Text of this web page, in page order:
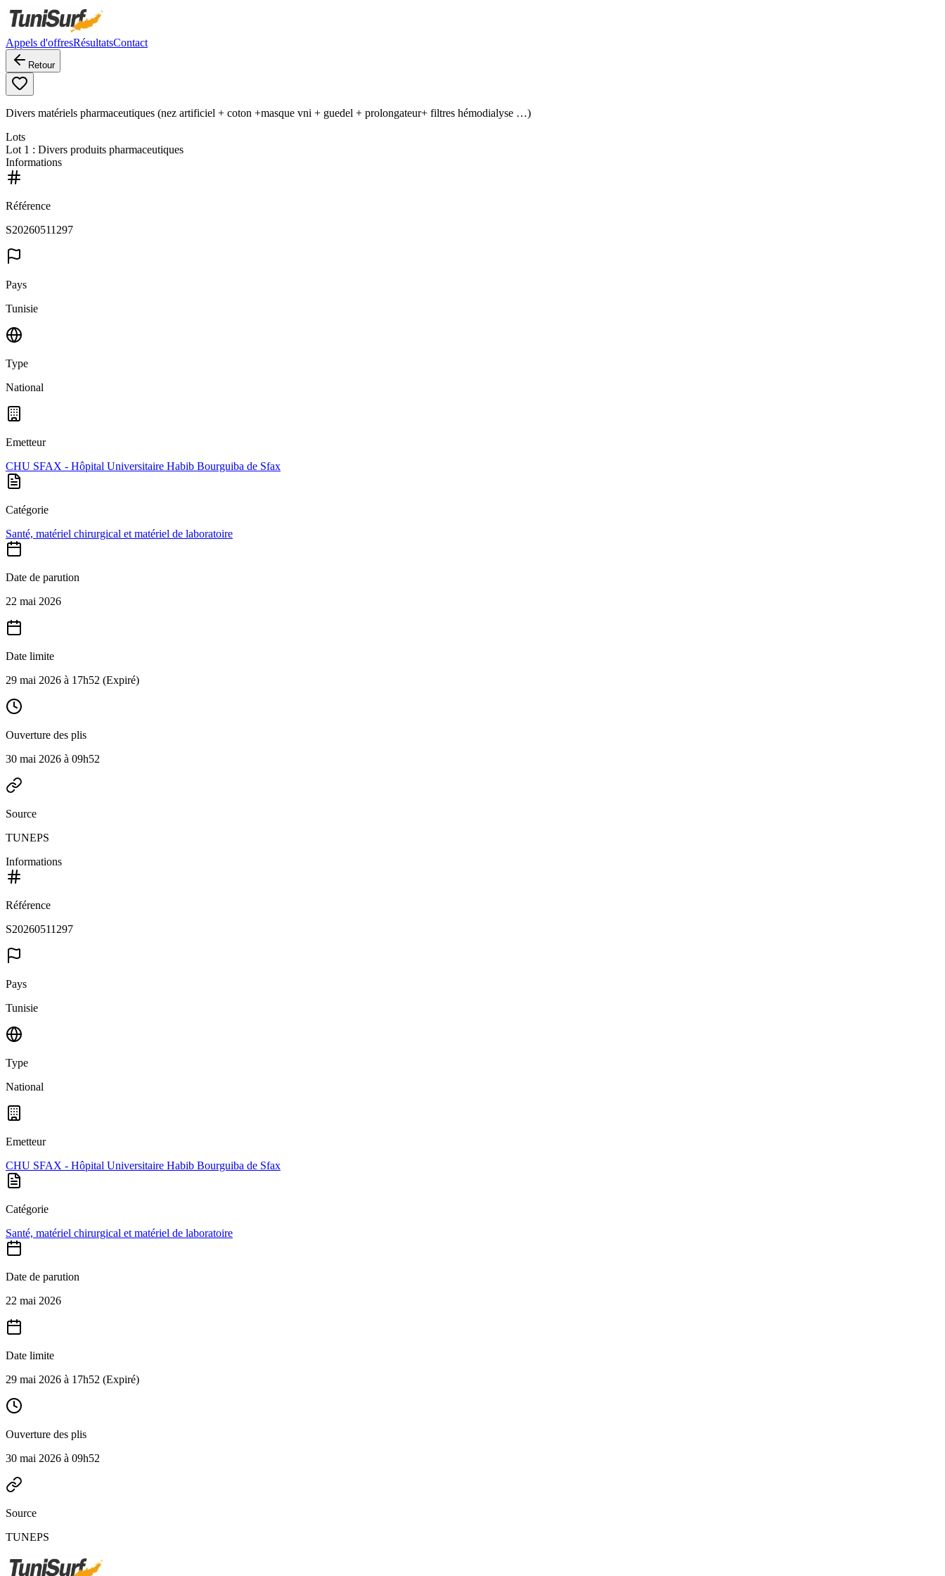
Appels d'offresRésultatsContact
Retour
Divers matériels pharmaceutiques (nez artificiel + coton +masque vni + guedel + prolongateur+ filtres hémodialyse …)
Lots
Lot 1 : Divers produits pharmaceutiques
Informations
Référence
S20260511297
Pays
Tunisie
Type
National
Emetteur
CHU SFAX - Hôpital Universitaire Habib Bourguiba de Sfax
Catégorie
Santé, matériel chirurgical et matériel de laboratoire
Date de parution
22 mai 2026
Date limite
29 mai 2026 à 17h52 (Expiré)
Ouverture des plis
30 mai 2026 à 09h52
Source
TUNEPS
Informations
Référence
S20260511297
Pays
Tunisie
Type
National
Emetteur
CHU SFAX - Hôpital Universitaire Habib Bourguiba de Sfax
Catégorie
Santé, matériel chirurgical et matériel de laboratoire
Date de parution
22 mai 2026
Date limite
29 mai 2026 à 17h52 (Expiré)
Ouverture des plis
30 mai 2026 à 09h52
Source
TUNEPS